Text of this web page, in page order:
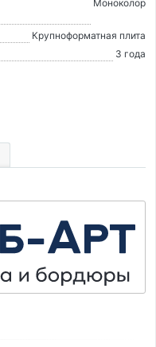
Моноколор
Крупноформатная плита
3 года